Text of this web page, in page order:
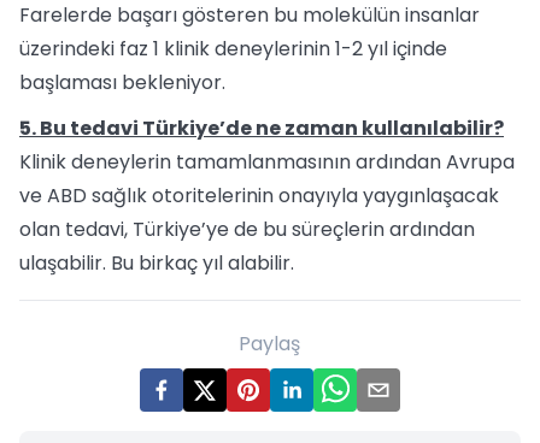
Farelerde başarı gösteren bu molekülün insanlar
üzerindeki faz 1 klinik deneylerinin 1-2 yıl içinde
başlaması bekleniyor.
5. Bu tedavi Türkiye’de ne zaman kullanılabilir?
Klinik deneylerin tamamlanmasının ardından Avrupa
ve ABD sağlık otoritelerinin onayıyla yaygınlaşacak
olan tedavi, Türkiye’ye de bu süreçlerin ardından
ulaşabilir. Bu birkaç yıl alabilir.
Paylaş